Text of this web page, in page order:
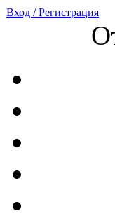
Вход / Регистрация